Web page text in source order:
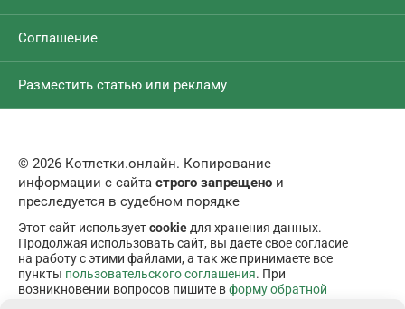
Соглашение
Разместить статью или рекламу
© 2026 Котлетки.онлайн. Копирование
информации с сайта строго запрещено и
преследуется в судебном порядке
Этот сайт используетcookie для хранения данных.
Продолжая использовать сайт, вы даете свое согласие
на работу с этими файлами, а так же принимаете все
пункты пользовательского соглашения. При
возникновении вопросов пишите вформу обратной